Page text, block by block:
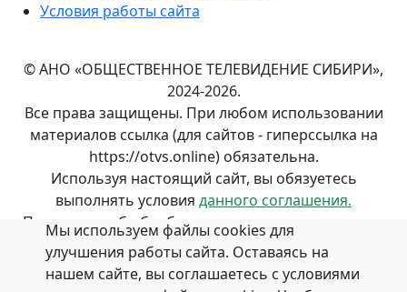
Условия работы сайта
© АНО «ОБЩЕСТВЕННОЕ ТЕЛЕВИДЕНИЕ СИБИРИ»,
2024-2026.
Все права защищены. При любом использовании
материалов ссылка (для сайтов - гиперссылка на
https://otvs.online) обязательна.
Используя настоящий сайт, вы обязуетесь
выполнять условия данного соглашения.
Положение об обработке и
защите персональных
в АНО «ОБЩЕСТВЕННОЕ ТЕЛЕВИДЕНИЕ
Мы используем файлы cookies для
улучшения работы сайта. Оставаясь на
нашем сайте, вы соглашаетесь с условиями